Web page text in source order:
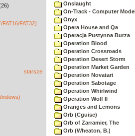
FAT32)
starsze
Onslaught
On-Track - Computer
Onyx
Opera House and Qa
Operacja Pustynna Burza
Operation Blood
Operation Crossroads
Operation Desert Storm
Operation Market Garden
Operation Novatari
Operation Sabotage
Operation Whirlwind
Operation Wolf II
Oranges and Lemons
Orb (Cguise)
Orb of Zarramier, The
Orb (Wheaton, B.)